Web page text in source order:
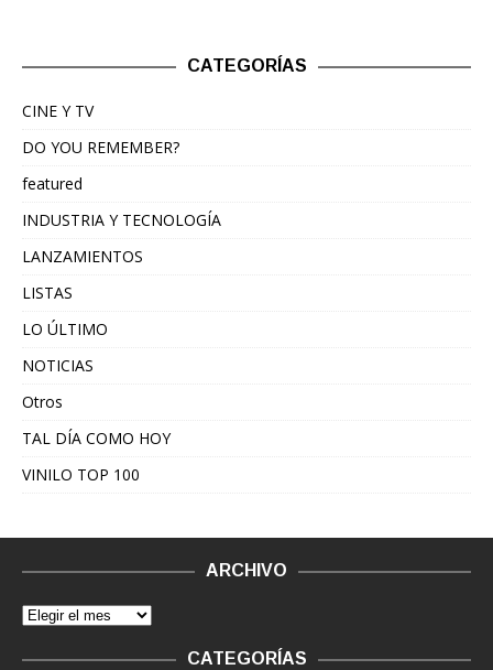
CATEGORÍAS
CINE Y TV
DO YOU REMEMBER?
featured
INDUSTRIA Y TECNOLOGÍA
LANZAMIENTOS
LISTAS
LO ÚLTIMO
NOTICIAS
Otros
TAL DÍA COMO HOY
VINILO TOP 100
ARCHIVO
CATEGORÍAS